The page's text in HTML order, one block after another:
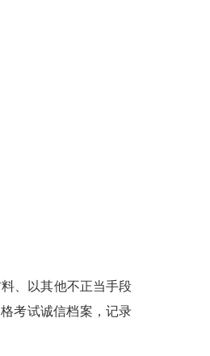
、以其他不正当手段
考试诚信档案，记录